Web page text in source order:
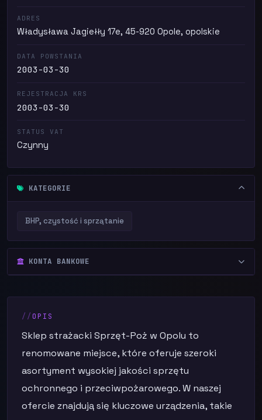
ADRES
Władysława Jagiełły 17e, 45-920 Opole, opolskie
DATA POWSTANIA
2003-03-30
REJESTRACJA KRS
2003-03-30
STATUS VAT
Czynny
KATEGORIE
BHP, czystość i sprzątanie
KONTA BANKOWE
OPIS
Sklep strażacki Sprzęt-Poż w Opolu to
renomowane miejsce, które oferuje szeroki
asortyment wysokiej jakości sprzętu
ochronnego i przeciwpożarowego. W naszej
ofercie znajdują się kluczowe urządzenia, takie